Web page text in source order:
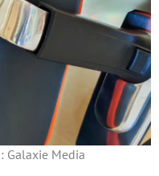
Galaxie Media